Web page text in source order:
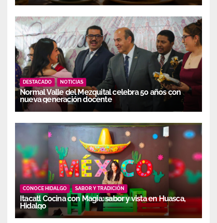
DESTACADO NOTICIAS
Normal Valle del Mezquital celebra 50 años con
nueva generación docente
CONOCE HIDALGO SABOR Y TRADICIÓN
Itacatl Cocina con Magia: sabor y vista en Huasca,
Hidalgo